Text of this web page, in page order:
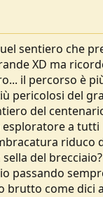
sentiero che
XD ma
il percorso è
pericolosi del
del
a
riduco
del
passando
brutto come